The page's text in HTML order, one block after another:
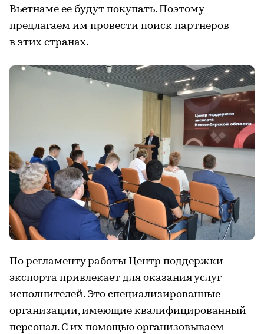
Вьетнаме ее будут покупать. Поэтому
предлагаем им провести поиск партнеров
в этих странах.
По регламенту работы Центр поддержки
экспорта привлекает для оказания услуг
исполнителей. Это специализированные
организации, имеющие квалифицированный
персонал. С их помощью организовываем